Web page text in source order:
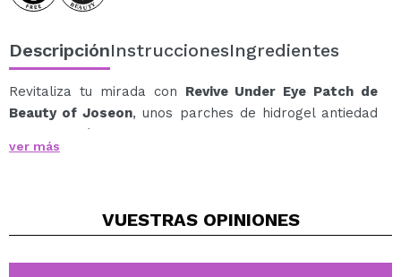
DescripciónInstruccionesIngredientes
Revitaliza tu mirada con Revive Under Eye Patch de
Beauty of Joseon, unos parches de hidrogel antiedad
de inspiración coreana diseñados para reducir arrugas,
aclarar ojeras, disminuir la hinchazón y mejorar la
profunda, un efecto lifting visible y un brillo perlado
desde la primera aplicación.
ver más
VUESTRAS OPINIONES